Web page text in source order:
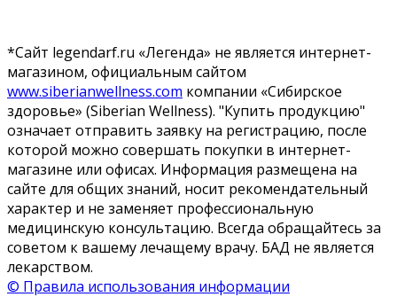
*Сайт legendarf.ru «Легенда» не является интернет-
магазином, официальным сайтом
www.siberianwellness.com компании «Сибирское
здоровье» (Siberian Wellness). "Купить продукцию"
означает отправить заявку на регистрацию, после
которой можно совершать покупки в интернет-
магазине или офисах. Информация размещена на
сайте для общих знаний, носит рекомендательный
характер и не заменяет профессиональную
медицинскую консультацию. Всегда обращайтесь за
советом к вашему лечащему врачу. БАД не является
лекарством.
© Правила использования информации